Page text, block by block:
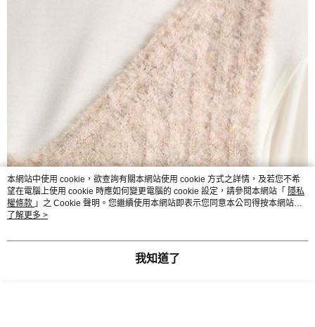
本網站中使用 cookie，欲查詢有關本網站使用 cookie 方式之詳情，及若您不希
望在電腦上使用 cookie 時應如何變更電腦的 cookie 設定，請參閱本網站「 隱私
權條款 」之 Cookie 聲明。您繼續使用本網站即表示您同意本公司得按本網站使
用條款之 Cookie 聲明使用 cookie。
了解更多 >
我知道了